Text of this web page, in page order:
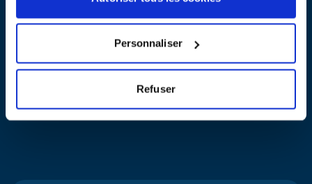
Personnaliser
Refuser
éco-conçu et concernent le choix des matériaux, le choix des
liaisons entre les différents matériaux / composants, la présence
et l’accessibilité des polluants… Ces recommandations varient
selon les équipements car ces derniers rejoindront en fin de vie
dépollution et de traitement spécifiques également.
Consultez nos 4 fiches pratiques :